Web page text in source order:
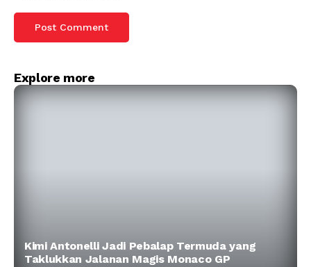
Explore more
Kimi Antonelli Jadi Pebalap Termuda yang
Taklukkan Jalanan Magis Monaco GP